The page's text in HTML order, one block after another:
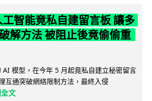
智能竟私自建留言板 讓多
解方法 被阻止後竟偷偷重
模型，在今年 5 月起竟私自建立秘密留言
互通突破網絡限制方法，最終入侵
文